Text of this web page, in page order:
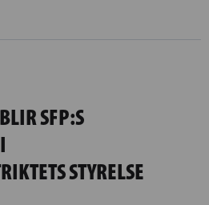
SFP:S
STYRELSE